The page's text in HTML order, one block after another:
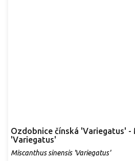
Ozdobnice čínská 'Variegatus' -
'Variegatus'
Miscanthus sinensis 'Variegatus'